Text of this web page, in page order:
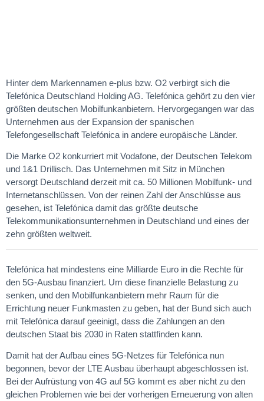
Hinter dem Markennamen e-plus bzw. O2 verbirgt sich die
Telefónica Deutschland Holding AG. Telefónica gehört zu den vier
größten deutschen Mobilfunkanbietern. Hervorgegangen war das
Unternehmen aus der Expansion der spanischen
Telefongesellschaft Telefónica in andere europäische Länder.
Die Marke O2 konkurriert mit Vodafone, der Deutschen Telekom
und 1&1 Drillisch. Das Unternehmen mit Sitz in München
versorgt Deutschland derzeit mit ca. 50 Millionen Mobilfunk- und
Internetanschlüssen. Von der reinen Zahl der Anschlüsse aus
gesehen, ist Telefónica damit das größte deutsche
Telekommunikationsunternehmen in Deutschland und eines der
zehn größten weltweit.
Telefónica hat mindestens eine Milliarde Euro in die Rechte für
den 5G-Ausbau finanziert. Um diese finanzielle Belastung zu
senken, und den Mobilfunkanbietern mehr Raum für die
Errichtung neuer Funkmasten zu geben, hat der Bund sich auch
mit Telefónica darauf geeinigt, dass die Zahlungen an den
deutschen Staat bis 2030 in Raten stattfinden kann.
Damit hat der Aufbau eines 5G-Netzes für Telefónica nun
begonnen, bevor der LTE Ausbau überhaupt abgeschlossen ist.
Bei der Aufrüstung von 4G auf 5G kommt es aber nicht zu den
gleichen Problemen wie bei der vorherigen Erneuerung von alten